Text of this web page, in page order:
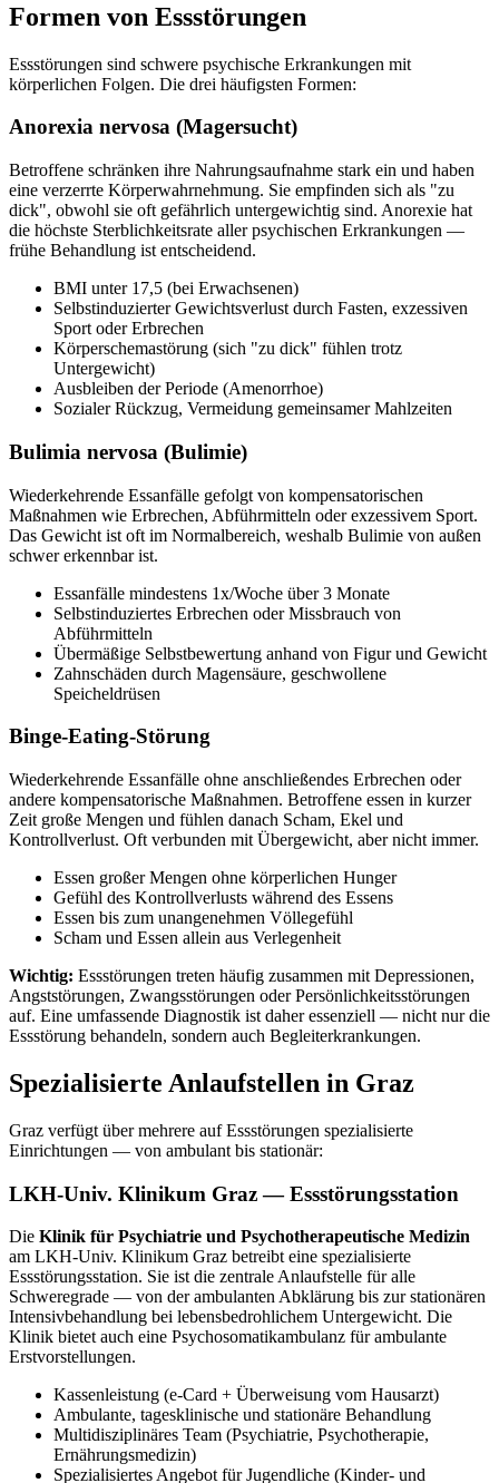
Formen von Essstörungen
Essstörungen sind schwere psychische Erkrankungen mit
körperlichen Folgen. Die drei häufigsten Formen:
Anorexia nervosa (Magersucht)
Betroffene schränken ihre Nahrungsaufnahme stark ein und haben
eine verzerrte Körperwahrnehmung. Sie empfinden sich als "zu
dick", obwohl sie oft gefährlich untergewichtig sind. Anorexie hat
die höchste Sterblichkeitsrate aller psychischen Erkrankungen —
frühe Behandlung ist entscheidend.
BMI unter 17,5 (bei Erwachsenen)
Selbstinduzierter Gewichtsverlust durch Fasten, exzessiven
Sport oder Erbrechen
Körperschemastörung (sich "zu dick" fühlen trotz
Untergewicht)
Ausbleiben der Periode (Amenorrhoe)
Sozialer Rückzug, Vermeidung gemeinsamer Mahlzeiten
Bulimia nervosa (Bulimie)
Wiederkehrende Essanfälle gefolgt von kompensatorischen
Maßnahmen wie Erbrechen, Abführmitteln oder exzessivem Sport.
Das Gewicht ist oft im Normalbereich, weshalb Bulimie von außen
schwer erkennbar ist.
Essanfälle mindestens 1x/Woche über 3 Monate
Selbstinduziertes Erbrechen oder Missbrauch von
Abführmitteln
Übermäßige Selbstbewertung anhand von Figur und Gewicht
Zahnschäden durch Magensäure, geschwollene
Speicheldrüsen
Binge-Eating-Störung
Wiederkehrende Essanfälle ohne anschließendes Erbrechen oder
andere kompensatorische Maßnahmen. Betroffene essen in kurzer
Zeit große Mengen und fühlen danach Scham, Ekel und
Kontrollverlust. Oft verbunden mit Übergewicht, aber nicht immer.
Essen großer Mengen ohne körperlichen Hunger
Gefühl des Kontrollverlusts während des Essens
Essen bis zum unangenehmen Völlegefühl
Scham und Essen allein aus Verlegenheit
Wichtig: Essstörungen treten häufig zusammen mit Depressionen,
Angststörungen, Zwangsstörungen oder Persönlichkeitsstörungen
auf. Eine umfassende Diagnostik ist daher essenziell — nicht nur die
Essstörung behandeln, sondern auch Begleiterkrankungen.
Spezialisierte Anlaufstellen in Graz
Graz verfügt über mehrere auf Essstörungen spezialisierte
Einrichtungen — von ambulant bis stationär:
LKH-Univ. Klinikum Graz — Essstörungsstation
Die Klinik für Psychiatrie und Psychotherapeutische Medizin
am LKH-Univ. Klinikum Graz betreibt eine spezialisierte
Essstörungsstation. Sie ist die zentrale Anlaufstelle für alle
Schweregrade — von der ambulanten Abklärung bis zur stationären
Intensivbehandlung bei lebensbedrohlichem Untergewicht. Die
Klinik bietet auch eine Psychosomatikambulanz für ambulante
Erstvorstellungen.
Kassenleistung (e-Card + Überweisung vom Hausarzt)
Ambulante, tagesklinische und stationäre Behandlung
Multidisziplinäres Team (Psychiatrie, Psychotherapie,
Ernährungsmedizin)
Spezialisiertes Angebot für Jugendliche (Kinder- und